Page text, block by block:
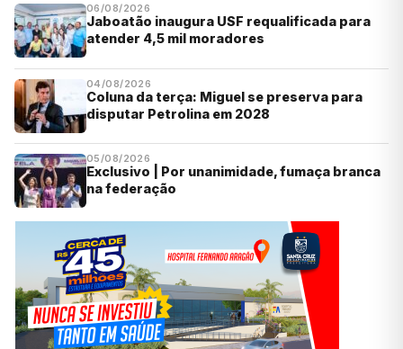
06/08/2026
Jaboatão inaugura USF requalificada para
atender 4,5 mil moradores
04/08/2026
Coluna da terça: Miguel se preserva para
disputar Petrolina em 2028
05/08/2026
Exclusivo | Por unanimidade, fumaça branca
na federação